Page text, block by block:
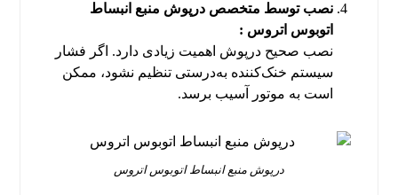
نصب توسط متخصص درپوش منبع انبساط
اتوبوس اتروس :
نصب صحیح درپوش اهمیت زیادی دارد. اگر فشار
سیستم خنک‌کننده به‌درستی تنظیم نشود، ممکن
است به موتور آسیب برسد.
درپوش منبع انبساط اتوبوس اتروس